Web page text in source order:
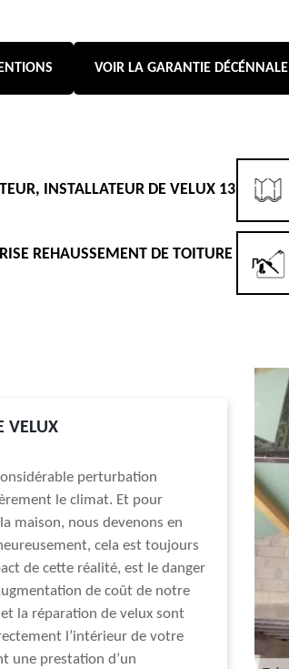
VOIR LA GARANTIE DÉCÉNNALE
INSTALLATEUR DE VELUX 13
REHAUSSEMENT DE TOITURE
VELUX
perturbation
le climat. Et pour
maison, nous devenons en
cela est toujours
de cette réalité, est le danger
de coût de notre
la réparation de velux sont
l’intérieur de votre
une prestation d’un